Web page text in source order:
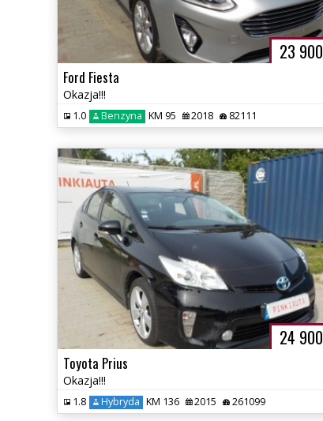
23 900
Ford Fiesta
Okazja!!!
1.0 Benzyna KM 95 2018 82111
24 900
Toyota Prius
Okazja!!!
1.8 Hybryda KM 136 2015 261099